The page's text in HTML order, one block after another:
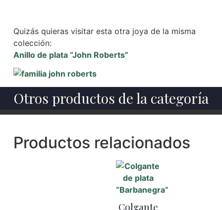
Quizás quieras visitar esta otra joya de la misma
colección:
Anillo de plata “John Roberts”
Otros productos de la categoría
Productos relacionados
Colgante